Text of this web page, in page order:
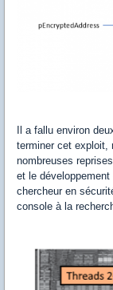
Il a fallu environ
terminer cet exploit,
nombreuses
et le
chercheur en
console à la